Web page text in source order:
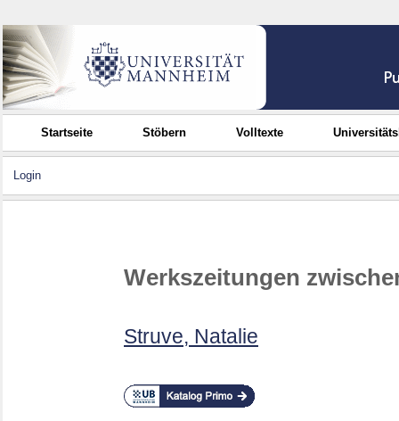
Startseite Stöbern Volltexte
Login
Werkszeitungen
Struve, Natalie